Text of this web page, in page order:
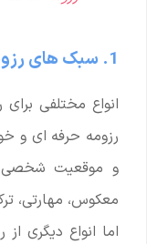
1. سبک های رزومه نویسی
انواع مختلفی
رزومه حرفه ای و
و موقعیت شخصی
معکوس، مهارتی،
اما انواع دیگری